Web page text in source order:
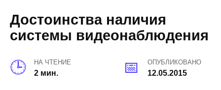
Достоинства наличия
системы видеонаблюдения
НА ЧТЕНИЕ
2 мин.
ОПУБЛИКОВАНО
12.05.2015